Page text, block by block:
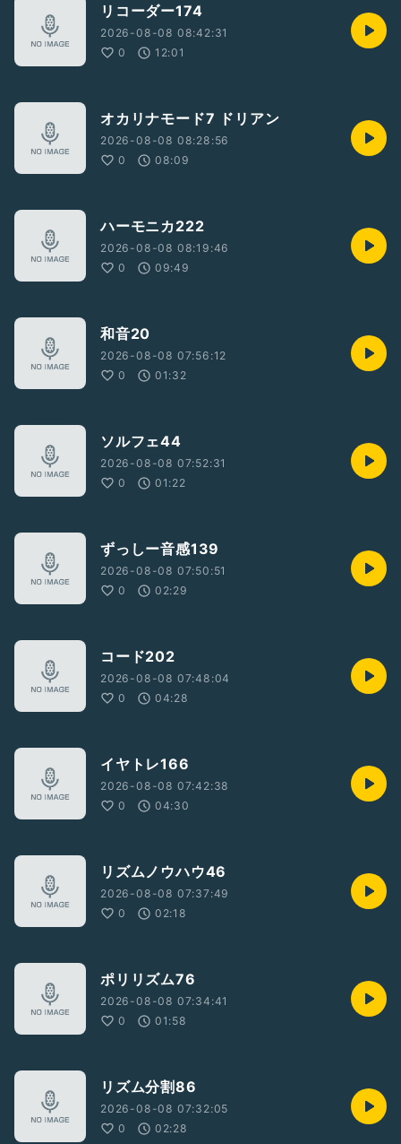
リコーダー174
2026-08-08 08:42:31
0
12:01
オカリナモード7 ドリアン
2026-08-08 08:28:56
0
08:09
ハーモニカ222
2026-08-08 08:19:46
0
09:49
和音20
2026-08-08 07:56:12
0
01:32
ソルフェ44
2026-08-08 07:52:31
0
01:22
ずっしー音感139
2026-08-08 07:50:51
0
02:29
コード202
2026-08-08 07:48:04
0
04:28
イヤトレ166
2026-08-08 07:42:38
0
04:30
リズムノウハウ46
2026-08-08 07:37:49
0
02:18
ポリリズム76
2026-08-08 07:34:41
0
01:58
リズム分割86
2026-08-08 07:32:05
0
02:28